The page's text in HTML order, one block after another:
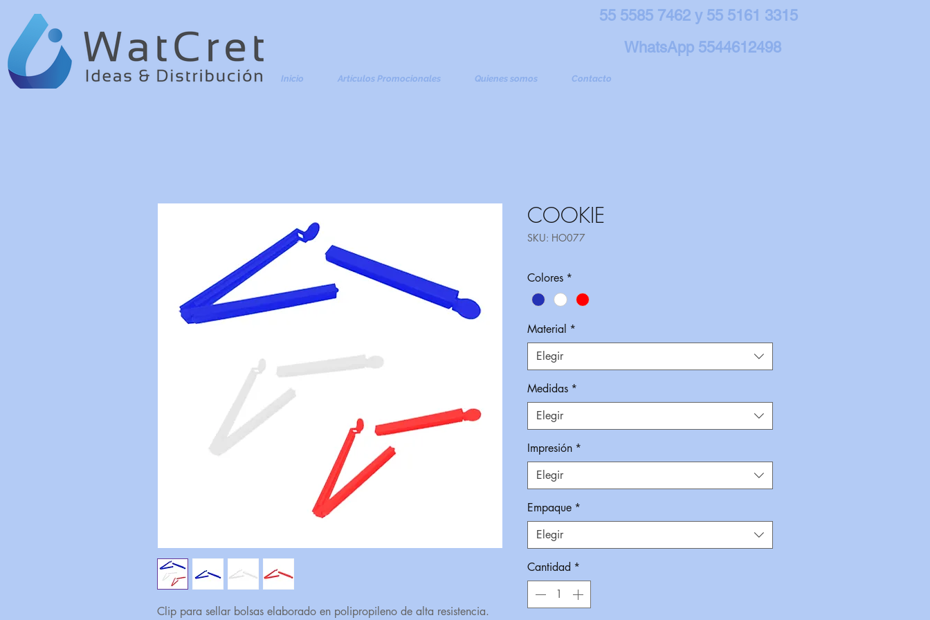
55 5585 7462 y 55 5161 3315
WhatsApp 5544612498
Inicio Artículos Promocionales Quienes somos Contacto
Clip para sellar bolsas elaborado en polipropileno de alta resistencia.
COOKIE
SKU: HO077
Colores *
Material *
Elegir
Medidas *
Elegir
Impresión *
Elegir
Empaque *
Elegir
Cantidad *